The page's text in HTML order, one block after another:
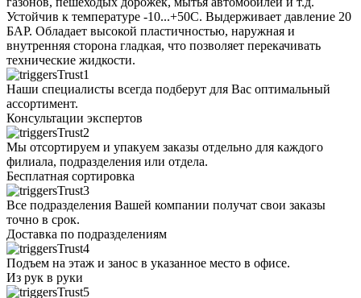
Устойчив к температуре -10...+50С. Выдерживает давление 20
БАР. Обладает высокой пластичностью, наружная и
внутренняя сторона гладкая, что позволяет перекачивать
технические жидкости.
Наши специалисты всегда подберут для Вас оптимальный
ассортимент.
Консультации экспертов
Мы отсортируем и упакуем заказы отдельно для каждого
филиала, подразделения или отдела.
Бесплатная сортировка
Все подразделения Вашей компании получат свои заказы
точно в срок.
Доставка по подразделениям
Подъем на этаж и занос в указанное место в офисе.
Из рук в руки